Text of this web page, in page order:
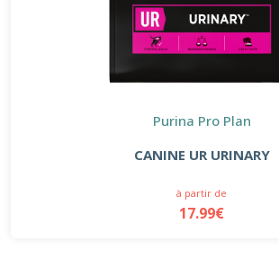
Purina Pro Plan
CANINE UR URINARY
à partir de
17.99€